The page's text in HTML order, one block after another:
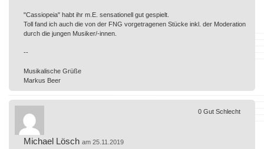
"Cassiopeia" habt ihr m.E. sensationell gut gespielt.
Toll fand ich auch die von der FNG vorgetragenen Stücke inkl. der Moderation
durch die jungen Musiker/-innen.
--
Musikalische Grüße
Markus Beer
Michael Lösch am 25.11.2019
0 Gut Schlecht